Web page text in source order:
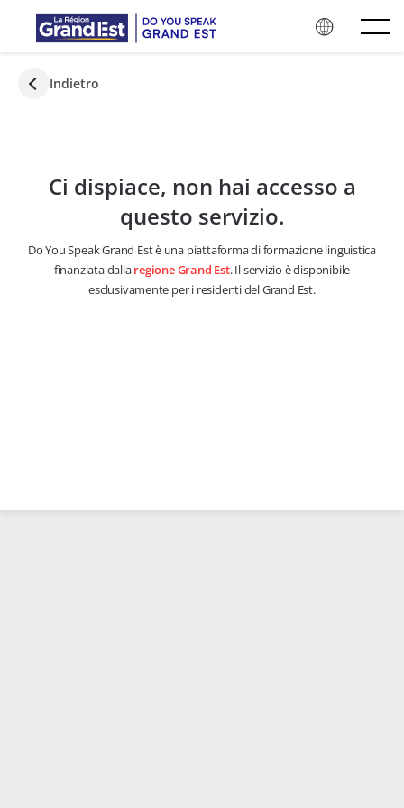
Vai ai contenuti principali
Indietro
Ci dispiace, non hai accesso a
questo servizio.
Do You Speak Grand Est è una piattaforma di formazione linguistica
finanziata dallaregione Grand Est. Il servizio è disponibile
esclusivamente per i residenti del Grand Est.